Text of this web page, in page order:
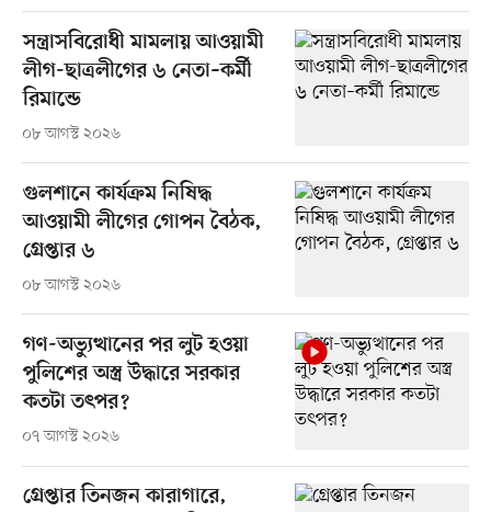
সন্ত্রাসবিরোধী মামলায় আওয়ামী
লীগ-ছাত্রলীগের ৬ নেতা–কর্মী
রিমান্ডে
০৮ আগস্ট ২০২৬
গুলশানে কার্যক্রম নিষিদ্ধ
আওয়ামী লীগের গোপন বৈঠক,
গ্রেপ্তার ৬
০৮ আগস্ট ২০২৬
গণ-অভ্যুত্থানের পর লুট হওয়া
পুলিশের অস্ত্র উদ্ধারে সরকার
কতটা তৎপর?
০৭ আগস্ট ২০২৬
গ্রেপ্তার তিনজন কারাগারে,